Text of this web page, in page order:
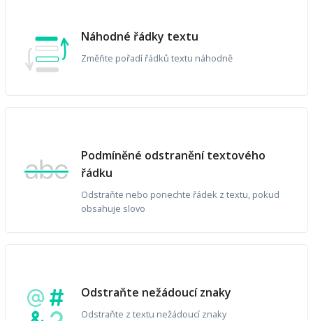
Náhodné řádky textu
Změňte pořadí řádků textu náhodně
Podmíněné odstranění textového
řádku
Odstraňte nebo ponechte řádek z textu, pokud
obsahuje slovo
Odstraňte nežádoucí znaky
Odstraňte z textu nežádoucí znaky